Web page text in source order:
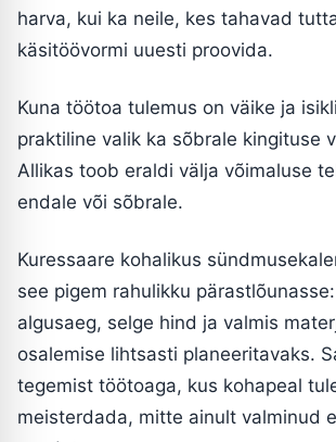
harva, kui ka neile, kes tahavad
käsitöövormi uuesti proovida.
Kuna töötoa tulemus on väike ja
praktiline valik ka sõbrale kingituse
Allikas toob eraldi välja võimaluse
endale või sõbrale.
Kuressaare kohalikus
see pigem rahulikku
algusaeg, selge hind ja valmis
osalemise lihtsasti planeeritavaks.
tegemist töötoaga, kus kohapeal
meisterdada, mitte ainult valminud